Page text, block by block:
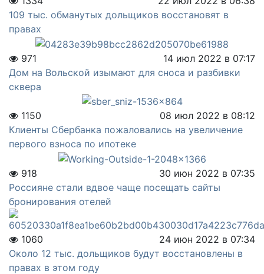
109 тыс. обманутых дольщиков восстановят в
правах
14 июл 2022 в 07:17
971
Дом на Вольской изымают для сноса и разбивки
сквера
08 июл 2022 в 08:12
1150
Клиенты Сбербанка пожаловались на увеличение
первого взноса по ипотеке
30 июн 2022 в 07:35
918
Россияне стали вдвое чаще посещать сайты
бронирования отелей
24 июн 2022 в 07:34
1060
Около 12 тыс. дольщиков будут восстановлены в
правах в этом году